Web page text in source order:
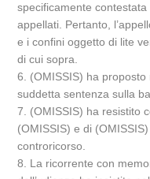
specificamente
appellati. Pertanto,
e i confini oggetto di lite
di cui sopra.
6. (OMISSIS) ha
suddetta sentenza sulla
7. (OMISSIS) ha resistito
(OMISSIS) e di
controricorso.
8. La ricorrente con